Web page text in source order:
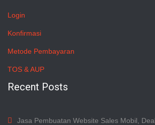
Login
Konfirmasi
Metode Pembayaran
TOS & AUP
Recent Posts
Jasa Pembuatan Website Sales Mobil,